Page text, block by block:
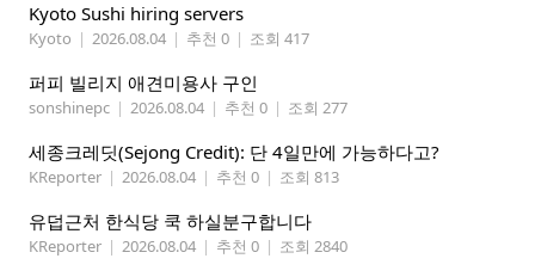
Kyoto Sushi hiring servers
Kyoto | 2026.08.04 | 추천 0 | 조회 417
퍼피 빌리지 애견미용사 구인
sonshinepc | 2026.08.04 | 추천 0 | 조회 277
세종크레딧(Sejong Credit): 단 4일만에 가능하다고?
KReporter | 2026.08.04 | 추천 0 | 조회 813
유덥근처 한식당 쿡 하실분구합니다
KReporter | 2026.08.04 | 추천 0 | 조회 2840